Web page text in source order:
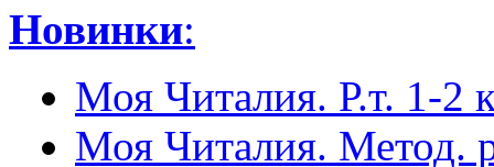
Новинки:
Моя Читалия. Р.т. 1-2
Моя Читалия. Метод.